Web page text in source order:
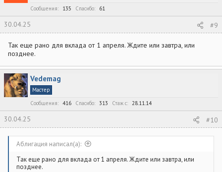
Сообщения
135 Спасибо 61
30.04.25 #9
Так еще рано для вклада от 1 апреля. Ждите или завтра, или
позднее.
Vedemag
Мастер
Сообщения
416 Спасибо 313 Стаж c 28.11.14
30.04.25 #10
Аблигация написал(а):
Так еще рано для вклада от 1 апреля. Ждите или завтра, или
позднее.